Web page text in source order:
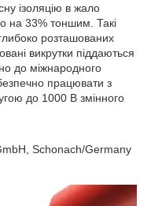
ізоляцію в жало
на 33% тоншим. Такі
розташованих
викрутки піддаються
до міжнародного
працювати з
до 1000 В змінного
Schonach/Germany